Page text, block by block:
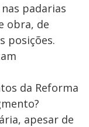
padarias
obra, de
posições.
da Reforma
apesar de